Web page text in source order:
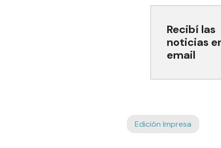
Recibí las
noticias
email
Edición Impresa